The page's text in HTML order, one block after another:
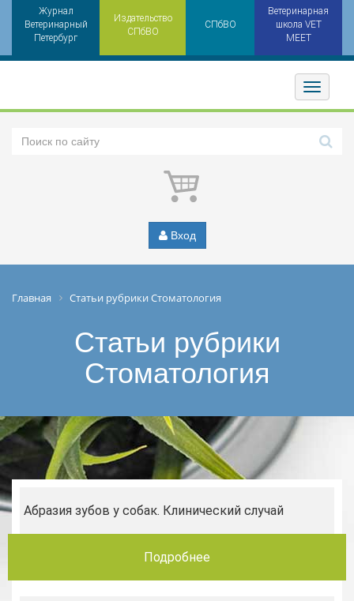
Журнал
Ветеринарный
Петербург
Издательство
СПбВО
СПбВО
Ветеринарная
школа VET
MEET
Toggler
Вход
Главная Статьи рубрики Стоматология
Статьи рубрики
Стоматология
Абразия зубов у собак. Клинический случай
Подробнее